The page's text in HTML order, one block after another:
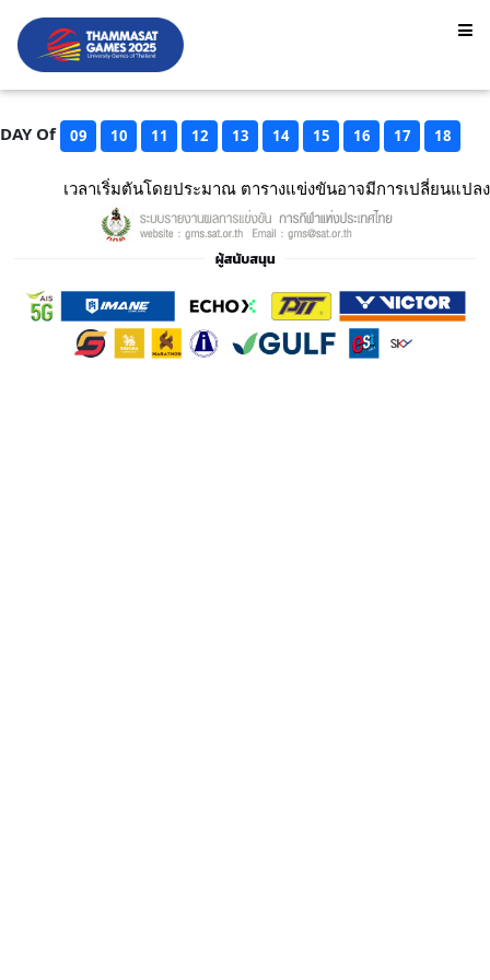
DAY Of 09 10 11 12 13 14 15 16 17 18
เวลาเริ่มตันโดยประมาณ ตารางแข่งขันอาจมีการเปลี่ยนแปลง